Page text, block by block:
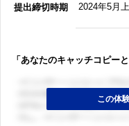
提出締切時期 2024年5月
「あなたのキャッチコピー